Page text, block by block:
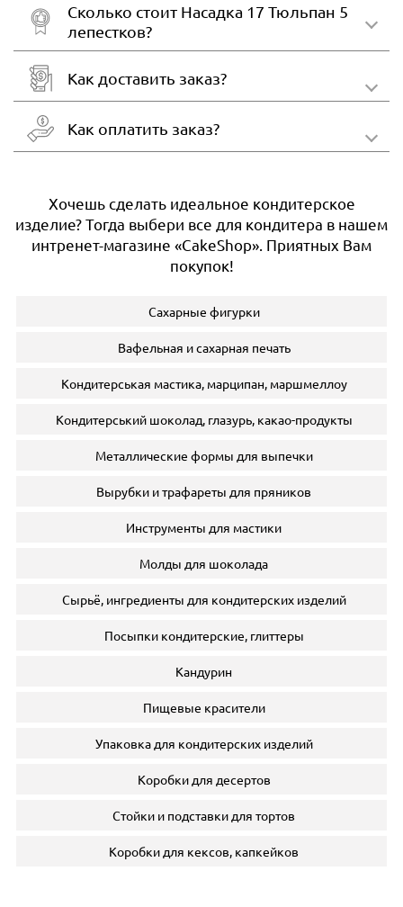
Сколько стоит Насадка 17 Тюльпан 5
лепестков?
Как доставить заказ?
Как оплатить заказ?
Хочешь сделать идеальное кондитерское
изделие? Тогда выбери все для кондитера в нашем
интренет-магазине «CakeShop». Приятных Вам
покупок!
Сахарные фигурки
Вафельная и сахарная печать
Кондитерськая мастика, марципан, маршмеллоу
Кондитерський шоколад, глазурь, какао-продукты
Металлические формы для выпечки
Вырубки и трафареты для пряников
Инструменты для мастики
Молды для шоколада
Сырьё, ингредиенты для кондитерских изделий
Посыпки кондитерские, глиттеры
Кандурин
Пищевые красители
Упаковка для кондитерских изделий
Коробки для десертов
Стойки и подставки для тортов
Коробки для кексов, капкейков